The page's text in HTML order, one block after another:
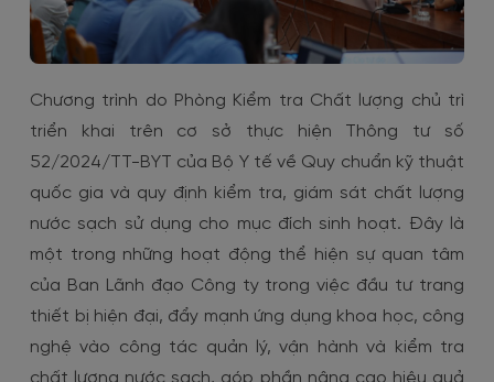
Chương trình do Phòng Kiểm tra Chất lượng chủ trì
triển khai trên cơ sở thực hiện Thông tư số
52/2024/TT-BYT của Bộ Y tế về Quy chuẩn kỹ thuật
quốc gia và quy định kiểm tra, giám sát chất lượng
nước sạch sử dụng cho mục đích sinh hoạt. Đây là
một trong những hoạt động thể hiện sự quan tâm
của Ban Lãnh đạo Công ty trong việc đầu tư trang
thiết bị hiện đại, đẩy mạnh ứng dụng khoa học, công
nghệ vào công tác quản lý, vận hành và kiểm tra
chất lượng nước sạch, góp phần nâng cao hiệu quả